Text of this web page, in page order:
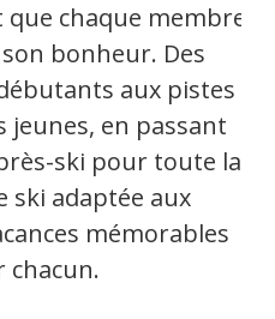
chaque membre
bonheur. Des
aux pistes
jeunes, en passant
ski pour toute la
ski adaptée aux
mémorables
chacun.